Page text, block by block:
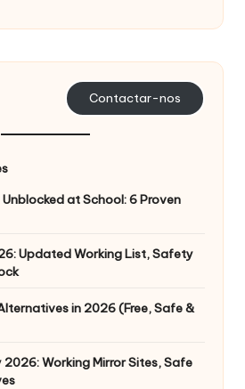
Contactar-nos
at School: 6 Proven
Updated Working List, Safety
in 2026 (Free, Safe &
Working Mirror Sites, Safe